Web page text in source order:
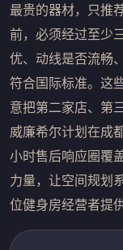
最贵的器材，只推
前，必须经过至少
优、动线是否流畅
符合国际标准。这
意把第二家店、第
威廉希尔计划在成
小时售后响应圈覆
力量，让空间规划
位健身房经营者提